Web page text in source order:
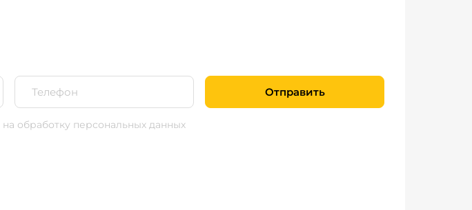
Отправить
на обработку персональных данных